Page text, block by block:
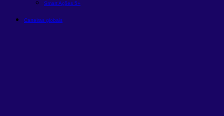
Smart Ações 5+
Carteiras globais